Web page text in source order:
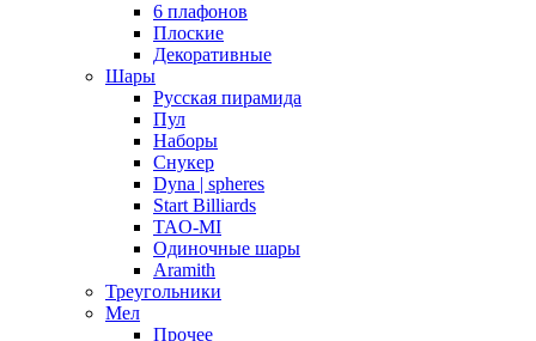
6 плафонов
Плоские
Декоративные
Шары
Русская пирамида
Пул
Наборы
Снукер
Dyna | spheres
Start Billiards
TAO-MI
Одиночные шары
Aramith
Треугольники
Мел
Прочее